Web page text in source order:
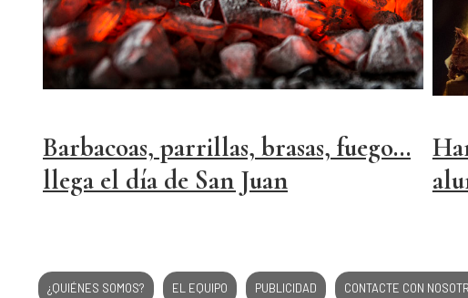
Barbacoas, parrillas, brasas, fuego...
llega el día de San Juan
¿QUIÉNES SOMOS? EL EQUIPO PUBLICIDAD CONTACTE CON